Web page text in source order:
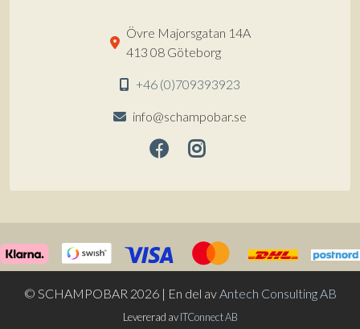
Övre Majorsgatan 14A
413 08 Göteborg
+46 (0)709393923
info@schampobar.se
Artikel tillagd till varukorg.
KASSA
© SCHAMPOBAR 2026 | En del av Antech Consulting AB
Levererad avITConnect AB